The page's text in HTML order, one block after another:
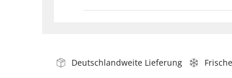
Deutschlandweite Lieferung